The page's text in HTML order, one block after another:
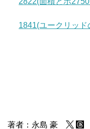
1841(ユークリッド
著者：永島 豪